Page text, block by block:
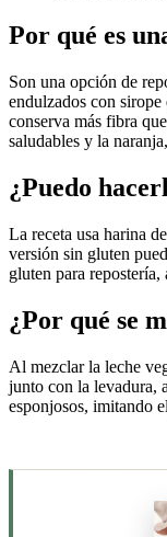
Por qué es
Son una opción de
endulzados con
conserva más fibra
saludables y la
¿Puedo
La receta usa harina
versión sin gluten
gluten para
¿Por qué se
Al mezclar la leche
junto con la levadura,
esponjosos, imitando